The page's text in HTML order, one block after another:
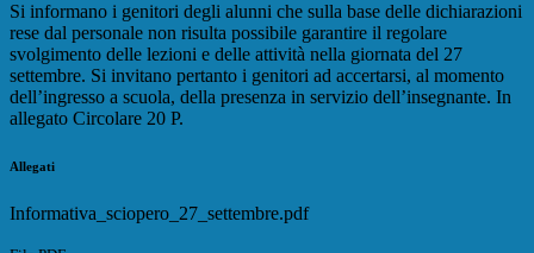
Si informano i genitori degli alunni che sulla base delle dichiarazioni
rese dal personale non risulta possibile garantire il regolare
svolgimento delle lezioni e delle attività nella giornata del 27
settembre. Si invitano pertanto i genitori ad accertarsi, al momento
dell’ingresso a scuola, della presenza in servizio dell’insegnante. In
allegato Circolare 20 P.
Allegati
Informativa_sciopero_27_settembre.pdf